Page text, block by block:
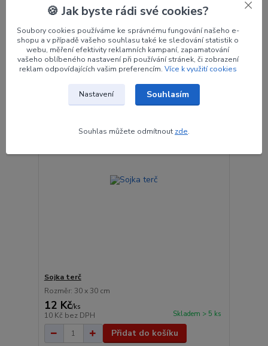
Medvěd terč
Rozměr: 120 x 95 cm
125 Kč/ks
103 Kčbez DPH na dotaz
Přidat do košíku
Sojka terč
Rozměr: 30 x 30 cm
12 Kč/ks
10 Kč bez DPH Skladem > 5 ks
Přidat do košíku
🍪 Jak byste rádi své cookies?
Soubory cookies používáme ke správnému fungování našeho e-
shopu a v případě vašeho souhlasu také ke sledování statistik o
webu, měření efektivity reklamních kampaní, zapamatování
vašeho oblíbeného nastavení při používání stránek, či zobrazení
reklam odpovídajících vašim preferencím. Více k využití cookies
Nastavení Souhlasím
Souhlas můžete odmítnout zde.